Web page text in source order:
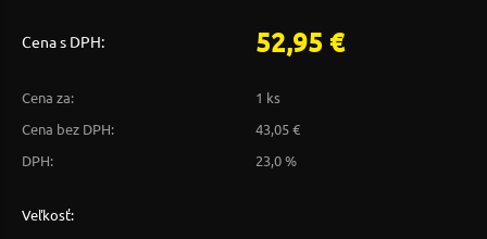
Cena s DPH: 52,95 €
Cena za:
1 ks
Cena bez DPH:
43,05 €
DPH:
23,0 %
Veľkosť: